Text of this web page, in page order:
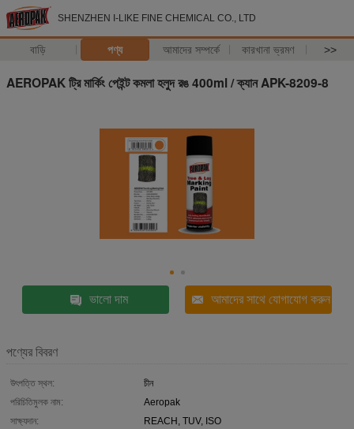
SHENZHEN I-LIKE FINE CHEMICAL CO., LTD
বাড়ি পণ্য আমাদের সম্পর্কে কারখানা ভ্রমণ >>
AEROPAK ট্রি মার্কিং পেইন্ট কমলা হলুদ রঙ 400ml / ক্যান APK-8209-8
ভালো দাম আমাদের সাথে যোগাযোগ করুন
পণ্যের বিবরণ
উৎপত্তি স্থল:
চীন
পরিচিতিমুলক নাম:
Aeropak
সাক্ষ্যদান:
REACH, TUV, ISO